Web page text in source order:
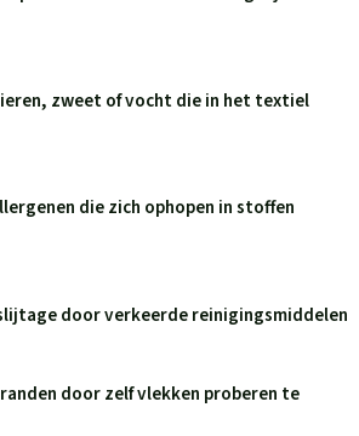
zweet of vocht die in het textiel
die zich ophopen in stoffen
door verkeerde reinigingsmiddelen
door zelf vlekken proberen te